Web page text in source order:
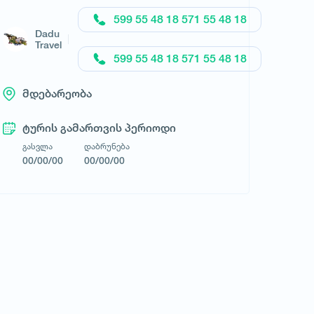
მოითხოვე ტური
Dadu
Travel
599 55 48 18 571 55 48 18
599 55 48 18 571 55 48 18
მდებარეობა
ტურის გამართვის პერიოდი
გასვლა
00/00/00
დაბრუნება
00/00/00